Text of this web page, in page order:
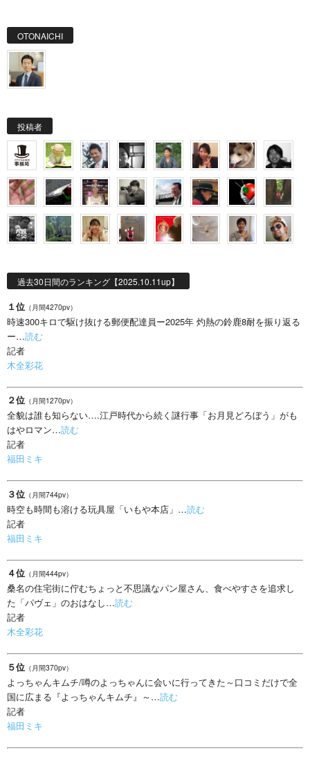
OTONAICHI
投稿者
過去30日間のランキング【2025.10.11up】
１位 （月間4270pv）
時速300キロで駆け抜ける郵便配達員ー2025年 灼熱の鈴鹿8耐を振り返る
ー…読む
記者
木全彩花
２位 （月間1270pv）
全貌は誰も知らない….江戸時代から続く謎行事「お月見どろぼう」がも
はやロマン…読む
記者
福田ミキ
３位 （月間744pv）
時空も時間も溶ける玩具屋「いもや本店」…読む
記者
福田ミキ
４位 （月間444pv）
桑名の住宅街に佇むちょっと不思議なパン屋さん、食べやすさを追求し
た「パヴェ」のおはなし…読む
記者
木全彩花
５位 （月間370pv）
よっちゃんキムチ/噂のよっちゃんに会いに行ってきた～口コミだけで全
国に広まる『よっちゃんキムチ』～…読む
記者
福田ミキ